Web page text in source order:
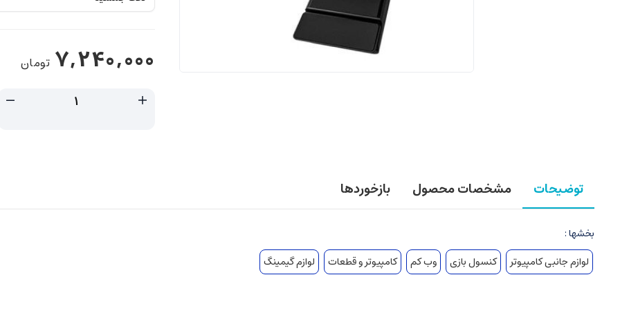
7,240,000 تومان
توضیحات مشخصات محصول بازخوردها
بخشها :
لوازم جانبی کامپیوتر
کنسول بازی وب کم کامپیوتر و قطعات لوازم گیمینگ